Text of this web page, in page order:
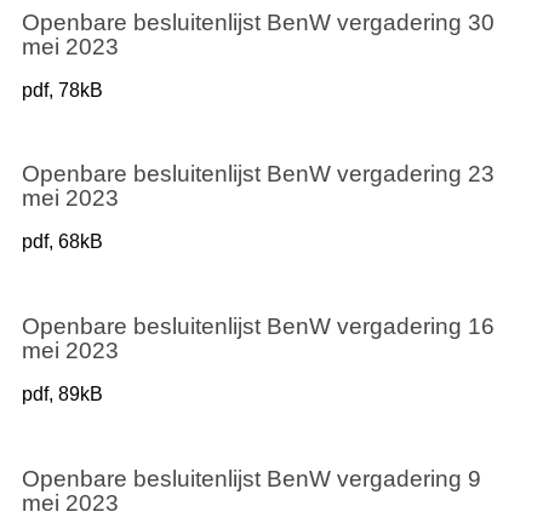
Openbare besluitenlijst BenW vergadering 30
mei 2023
pdf, 78kB
Openbare besluitenlijst BenW vergadering 23
mei 2023
pdf, 68kB
Openbare besluitenlijst BenW vergadering 16
mei 2023
pdf, 89kB
Openbare besluitenlijst BenW vergadering 9
mei 2023